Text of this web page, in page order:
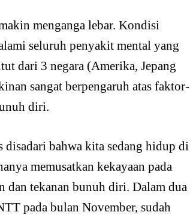
menganga lebar. Kondisi
seluruh penyakit mental yang
dari 3 negara (Amerika, Jepang
sangat berpengaruh atas faktor-
diri.
disadari bahwa kita sedang hidup di
memusatkan kekayaan pada
dan tekanan bunuh diri. Dalam dua
pada bulan November, sudah